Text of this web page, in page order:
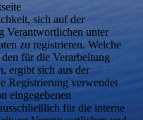
sich auf der
Verantwortlichen unter
zu registrieren. Welche
für die Verarbeitung
ergibt sich aus der
Registrierung verwendet
eingegebenen
für die interne